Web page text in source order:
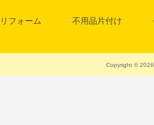
リフォーム 不用品片付け
Copyright ©